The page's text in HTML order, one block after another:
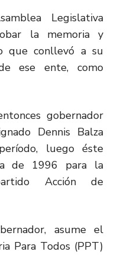
Legislativa
la memoria y
que conllevó a su
ese ente, como
gobernador
Dennis Balza
luego éste
de 1996 para la
Acción de
asume el
Para Todos (PPT)